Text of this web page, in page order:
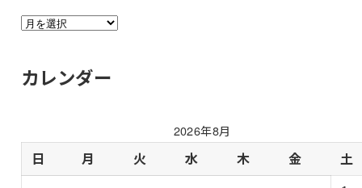
さ
る
過
去
ロ
カレンダー
2026年8月
日 月 火 水 木 金 土